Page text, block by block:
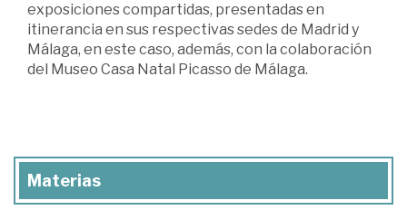
exposiciones compartidas, presentadas en
itinerancia en sus respectivas sedes de Madrid y
Málaga, en este caso, además, con la colaboración
del Museo Casa Natal Picasso de Málaga.
Materias